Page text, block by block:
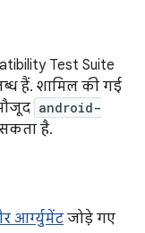
Test Suite
हैं. शामिल की गई
android-
है.
आर्ग्युमेंट जोड़े गए